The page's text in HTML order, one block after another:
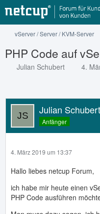
vServer / Server / KVM-Server
PHP Code auf
Julian Schubert 4.
Julian Schubert
Anfänger
4. März 2019 um 13:37
Hallo liebes netcup Forum,
ich habe mir heute einen
PHP Code ausführen